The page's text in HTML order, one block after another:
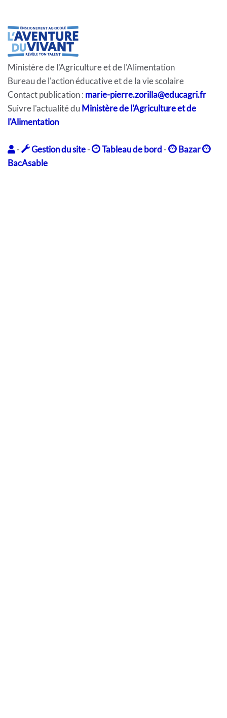
Ministère de l'Agriculture et de l'Alimentation
Bureau de l'action éducative et de la vie scolaire
Contact publication : marie-pierre.zorilla@educagri.fr
Suivre l'actualité duMinistère de l'Agriculture et de
l'Alimentation
- Gestion du site- Tableau de bord-
Bazar
BacAsable